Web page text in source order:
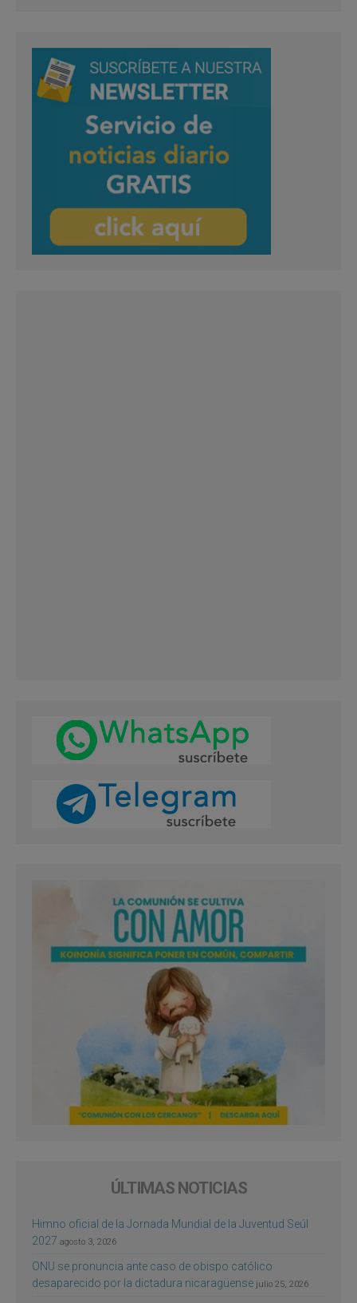
ÚLTIMAS NOTICIAS
Himno oficial de la Jornada Mundial de la Juventud Seúl
2027 agosto 3, 2026
ONU se pronuncia ante caso de obispo católico
desaparecido por la dictadura nicaragüense julio 25, 2026